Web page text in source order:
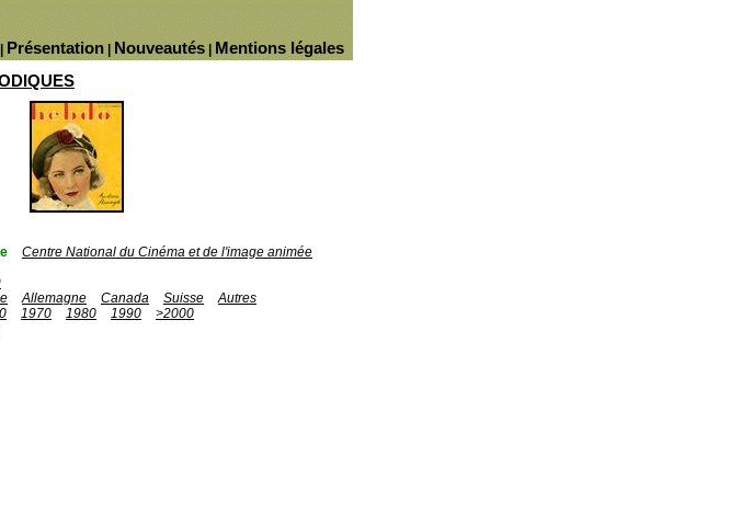
Mentions légales
Nouveautés
Présentation
Centre National du Cinéma et de l'image animée
Allemagne Canada Suisse
Autres
1970 1980 1990
>2000